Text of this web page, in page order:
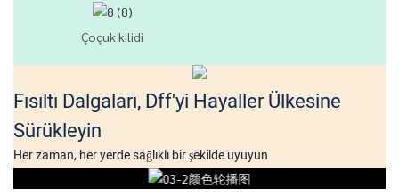
Çoçuk kilidi
Fısıltı Dalgaları, Dff'yi Hayaller Ülkesine
Sürükleyin
Her zaman, her yerde sağlıklı bir şekilde uyuyun